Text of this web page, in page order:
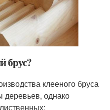
брус?
клееного бруса
однако